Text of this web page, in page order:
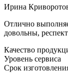
Ирина
Отлично
довольны,
Качество
Уровень сервиса
Срок